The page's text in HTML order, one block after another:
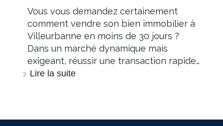
Vous vous demandez certainement
comment vendre son bien immobilier à
Villeurbanne en moins de 30 jours ?
Dans un marché dynamique mais
exigeant, réussir une transaction rapide…
Lire la suite